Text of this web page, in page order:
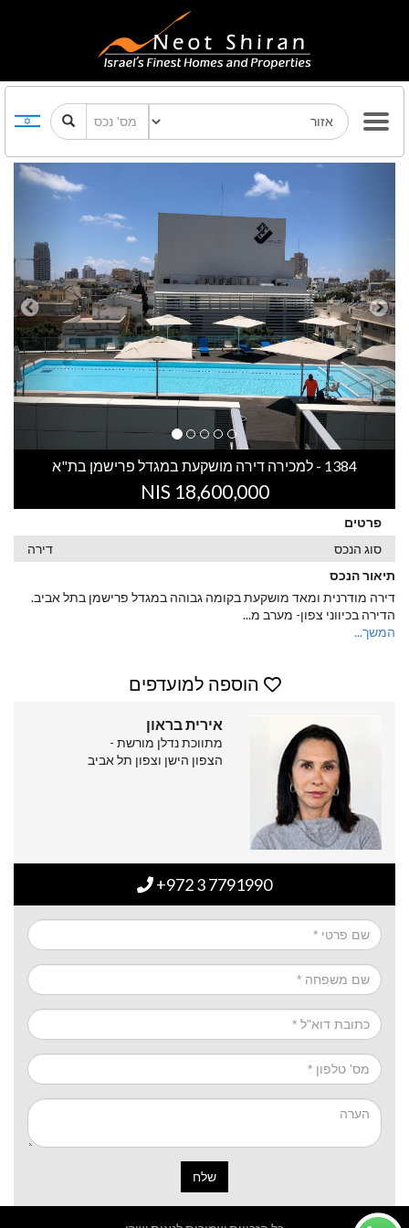
Previous Next
1384 - למכירה דירה מושקעת במגדל פרישמן בת"א
18,600,000 NIS
פרטים
סוג הנכס
דירה
תיאור הנכס
דירה מודרנית ומאד מושקעת בקומה גבוהה במגדל פרישמן בתל אביב.
הדירה בכיווני צפון- מערב מ...
המשך...
הוספה למועדפים
אירית בראון
מתווכת נדלן מורשת -
הצפון הישן וצפון תל אביב
+972 3 7791990
שלח